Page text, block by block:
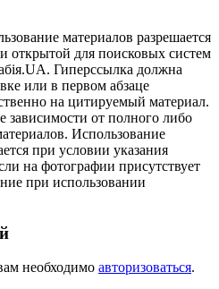
материалов разрешается
открытой для поисковых систем
Гиперссылка должна
или в первом абзаце
на цитируемый материал.
зависимости от полного либо
Использование
при условии указания
на фотографии присутствует
при использовании
необходимо авторизоваться.